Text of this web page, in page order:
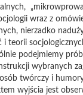
wraz z
nierzadko
i teorii
podejmiemy
wybranych
twórczy i
wyjścia jest